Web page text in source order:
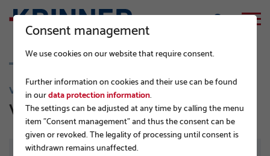
V 76
V 76x3,6-M16
Consent management
We use cookies on our website that require consent.
Further information on cookies and their use can be found
in ourdata protection information.
The settings can be adjusted at any time by calling the menu
item "Consent management" and thus the consent can be
given or revoked. The legality of processing until consent is
withdrawn remains unaffected.